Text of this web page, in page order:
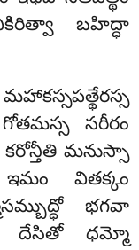
బహిద్ధా
సరీరం
మనుస్సా
వితక్కం
భగవా
దేసితో ధమ్మో